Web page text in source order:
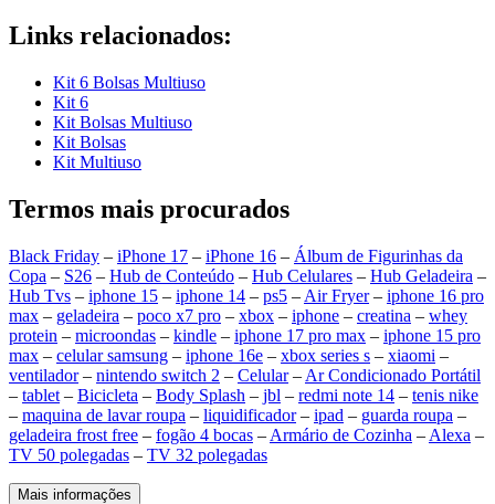
Links relacionados:
Kit 6 Bolsas Multiuso
Kit 6
Kit Bolsas Multiuso
Kit Bolsas
Kit Multiuso
Termos mais procurados
Black Friday – iPhone 17 – iPhone 16 – Álbum de Figurinhas da
Copa – S26 – Hub de Conteúdo – Hub Celulares – Hub Geladeira –
Hub Tvs – iphone 15 – iphone 14 – ps5 – Air Fryer– iphone 16 pro
max – geladeira – poco x7 pro – xbox – iphone – creatina – whey
protein – microondas – kindle – iphone 17 pro max – iphone 15 pro
max – celular samsung – iphone 16e – xbox series s – xiaomi –
ventilador– nintendo switch 2 – Celular– Ar Condicionado Portátil
– tablet – Bicicleta – Body Splash – jbl – redmi note 14 – tenis nike
– maquina de lavar roupa – liquidificador– ipad – guarda roupa –
geladeira frost free – fogão 4 bocas – Armário de Cozinha – Alexa –
TV 50 polegadas – TV 32 polegadas
Mais informações